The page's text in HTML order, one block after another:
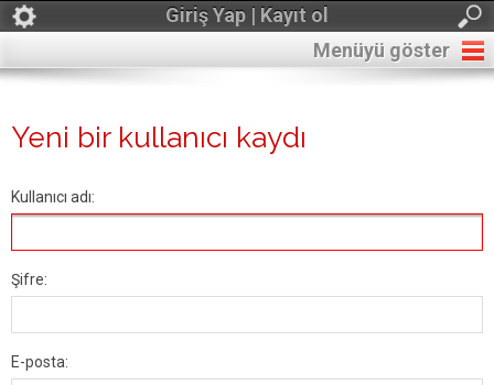
Giriş Yap | Kayıt ol
Menüyü göster
Yeni bir kullanıcı kaydı
Kullanıcı adı:
Şifre:
E-posta: